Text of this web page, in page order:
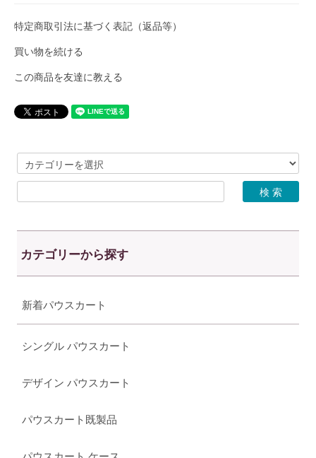
特定商取引法に基づく表記（返品等）
買い物を続ける
この商品を友達に教える
カテゴリーから探す
新着パウスカート
シングル パウスカート
デザイン パウスカート
パウスカート既製品